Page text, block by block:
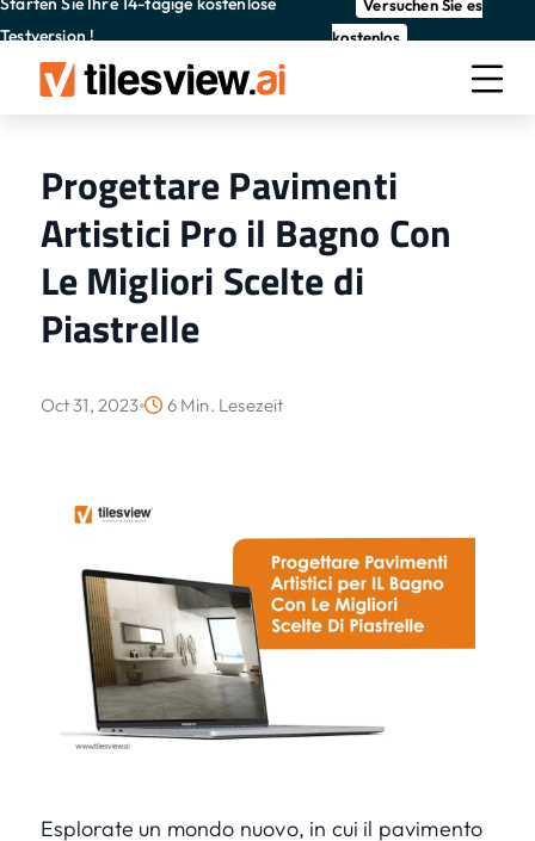
Testversion !
Versuchen Sie es
kostenlos
Progettare Pavimenti
Artistici Pro il Bagno Con
Le Migliori Scelte di
Piastrelle
Oct 31, 2023 6 Min. Lesezeit
Esplorate un mondo nuovo, in cui il pavimento